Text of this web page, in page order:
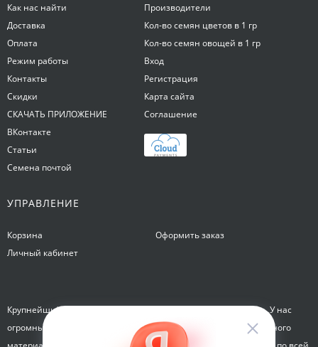
Как нас найти
Доставка
Оплата
Режим работы
Контакты
Скидки
СКАЧАТЬ ПРИЛОЖЕНИЕ
ВКонтакте
Статьи
Семена почтой
Производители
Кол-во семян цветов в 1 гр
Кол-во семян овощей в 1 гр
Вход
Регистрация
Карта сайта
Соглашение
УПРАВЛЕНИЕ
Корзина
Личный кабинет
Оформить заказ
Крупнейший интернет-магазин семян Семена на Яблочкова. У нас
огромный каталог семян, растений, луковиц цветов и посадочного